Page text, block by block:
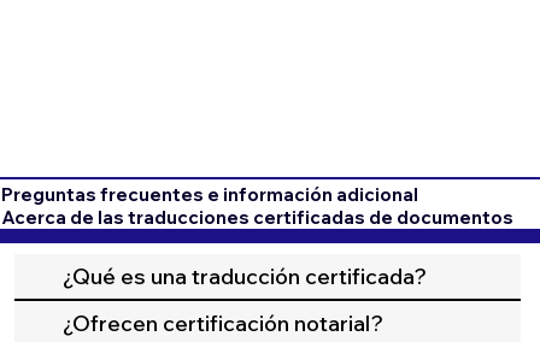
Preguntas frecuentes e información adicional
Acerca de las traducciones certificadas de documentos
¿Qué es una traducción certificada?
¿Ofrecen certificación notarial?